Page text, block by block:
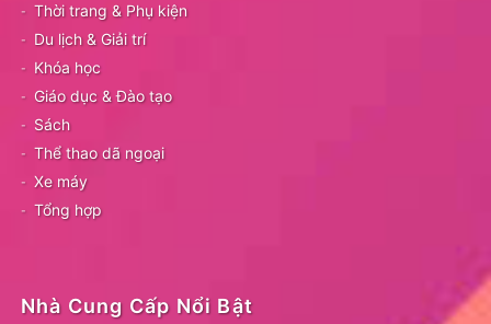
Thời trang & Phụ kiện
Du lịch & Giải trí
Khóa học
Giáo dục & Đào tạo
Sách
Thể thao dã ngoại
Xe máy
Tổng hợp
Nhà Cung Cấp Nổi Bật